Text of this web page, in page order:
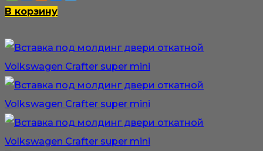
В корзину